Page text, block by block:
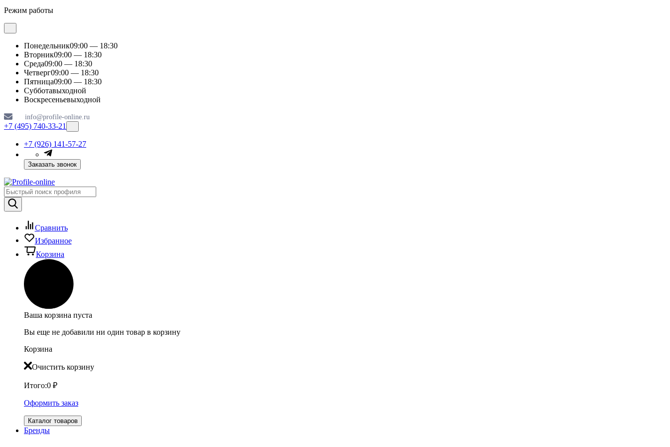
Режим работы
Понедельник09:00 — 18:30
Вторник09:00 — 18:30
Среда09:00 — 18:30
Четверг09:00 — 18:30
Пятница09:00 — 18:30
Субботавыходной
Воскресеньевыходной
info@profile-online.ru
+7 (495) 740-33-21
+7 (926) 141-57-27
Заказать звонок
Сравнить
Избранное
Корзина
Ваша корзина пуста
Вы еще не добавили ни один товар в корзину
Корзина
Очистить корзину
Итого:0 ₽
Оформить заказ
Каталог товаров
Бренды